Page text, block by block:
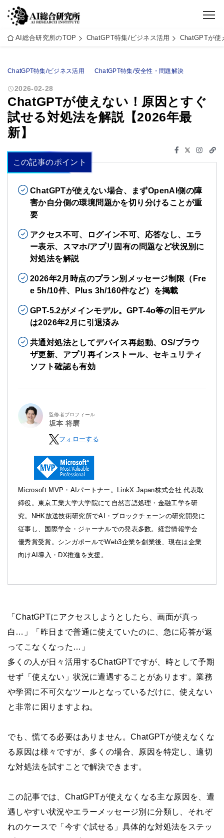
AI総合研究所のTOP ChatGPT特集/ビジネス活用 ChatGPTが使
ChatGPT特集/ビジネス活用 ChatGPT特集/安全性・問題解決
2026-02-28
ChatGPTが使えない！原因とすぐ
試せる対処法を解説【2026年最
新】
この記事のポイント
ChatGPTが使えない場合、まずOpenAI側の障
害か自分側の環境問題かを切り分けることが重
要
アクセス不可、ログイン不可、応答なし、エラ
ー表示、スマホ/アプリ固有の問題など状況別に
対処法を解説
2026年2月時点のプラン別メッセージ制限（Fre
e 5h/10件、Plus 3h/160件など）を掲載
GPT-5.2がメインモデル。GPT-4o等の旧モデル
は2026年2月に引退済み
共通対処法としてデバイス再起動、OS/ブラウ
ザ更新、アプリ再インストール、セキュリティ
ソフト確認も有効
監修者プロフィール
坂本 将磨
フォローする
Microsoft MVP・AIパートナー。LinkX Japan株式会社 代表取
締役。東京工業大学大学院にて自然言語処理・金融工学を研
究。NHK放送技術研究所でAI・ブロックチェーンの研究開発に
従事し、国際学会・ジャーナルでの発表多数。経営情報学会
優秀賞受賞。シンガポールでWeb3企業を創業後、現在は企業
向けAI導入・DX推進を支援。
「ChatGPTにアクセスしようとしたら、画面が真っ
白…」「昨日まで普通に使えていたのに、急に応答が返
ってこなくなった…」
多くの人が日々活用するChatGPTですが、時として予期
せず「使えない」状況に遭遇することがあります。業務
や学習に不可欠なツールとなっているだけに、使えない
と非常に困りますよね。
でも、慌てる必要はありません。ChatGPTが使えなくな
る原因は様々ですが、多くの場合、原因を特定し、適切
な対処法を試すことで解決できます。
この記事では、ChatGPTが使えなくなる主な原因を、遭
遇しやすい状況やエラーメッセージ別に分類し、それぞ
れのケースで「今すぐ試せる」具体的な対処法をステッ